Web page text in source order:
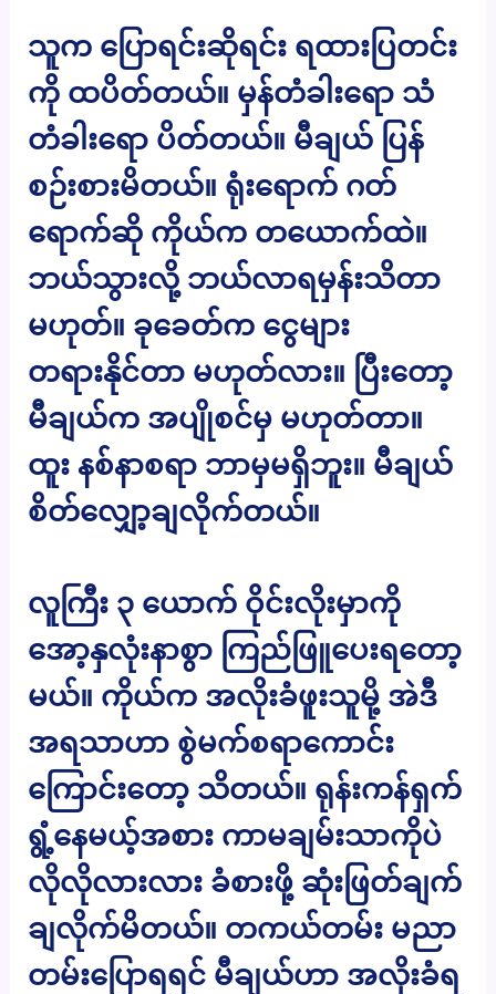
သူက ပြောရင်းဆိုရင်း ရထားပြတင်း
ကို ထပိတ်တယ်။ မှန်တံခါးရော သံ
တံခါးရော ပိတ်တယ်။ မီချယ် ပြန်
စဉ်းစားမိတယ်။ ရုံးရောက် ဂတ်
ရောက်ဆို ကိုယ်က တယောက်ထဲ။
ဘယ်သွားလို့ ဘယ်လာရမှန်းသိတာ
မဟုတ်။ ခုခေတ်က ငွေများ
တရားနိုင်တာ မဟုတ်လား။ ပြီးတော့
မီချယ်က အပျိုစင်မှ မဟုတ်တာ။
ထူး နစ်နာစရာ ဘာမှမရှိဘူး။ မီချယ်
စိတ်လျှော့ချလိုက်တယ်။
လူကြီး ၃ ယောက် ဝိုင်းလိုးမှာကို
အော့နှလုံးနာစွာ ကြည်ဖြူပေးရတော့
မယ်။ ကိုယ်က အလိုးခံဖူးသူမို့ အဲဒီ
အရသာဟာ စွဲမက်စရာကောင်း
ကြောင်းတော့ သိတယ်။ ရုန်းကန်ရှက်
ရွံ့နေမယ့်အစား ကာမချမ်းသာကိုပဲ
လိုလိုလားလား ခံစားဖို့ ဆုံးဖြတ်ချက်
ချလိုက်မိတယ်။ တကယ်တမ်း မညာ
တမ်းပြောရရင် မီချယ်ဟာ အလိုးခံရ